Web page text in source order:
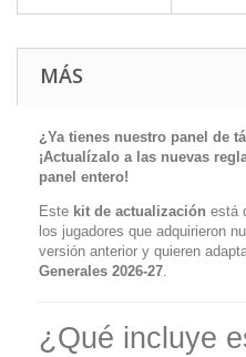
MÁS
¿Ya tienes nuestro panel de
¡Actualízalo a las nuevas
panel entero!
Este kit de actualización está
los jugadores que adquirieron
versión anterior y quieren
Generales 2026-27
¿Qué incluye